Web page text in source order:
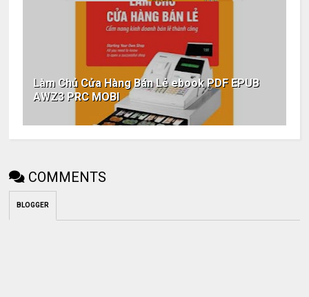
Làm Chủ Cửa Hàng Bán Lẻ ebook PDF EPUB
AWZ3 PRC MOBI
COMMENTS
BLOGGER